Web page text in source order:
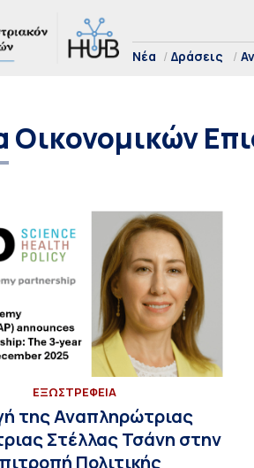
Νέα Δράσεις
Οικονομικών
EΞΩΣΤΡΕΦΕΙΑ
της Αναπληρώτριας
Στέλλας Τσάνη στην
Πολιτικής